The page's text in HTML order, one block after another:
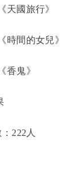
天國旅行》
時間的女兒》
香鬼》
222人